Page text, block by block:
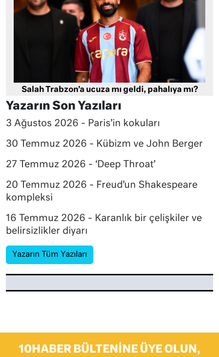
Salah Trabzon’a ucuza mı geldi, pahalıya mı?
Yazarın Son Yazıları
3 Ağustos 2026 - Paris’in kokuları
30 Temmuz 2026 - Kübizm ve John Berger
27 Temmuz 2026 - ‘Deep Throat’
20 Temmuz 2026 - Freud’un Shakespeare
kompleksi
16 Temmuz 2026 - Karanlık bir çelişkiler ve
belirsizlikler diyarı
Yazarın Tüm Yazıları
10HABER BÜLTENINE ÜYE OLUN,